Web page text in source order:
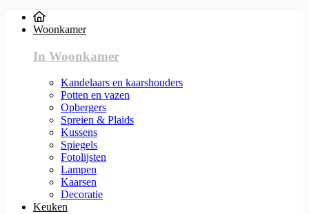
Woonkamer
In Woonkamer
Kandelaars en kaarshouders
Potten en vazen
Opbergers
Spreien & Plaids
Kussens
Spiegels
Fotolijsten
Lampen
Kaarsen
Decoratie
Keuken